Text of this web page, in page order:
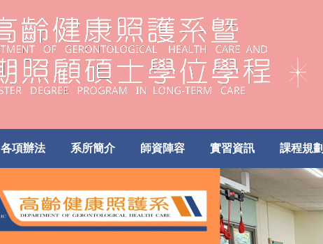
各項辦法 系所簡介 師資陣容 實習資訊 課程規劃